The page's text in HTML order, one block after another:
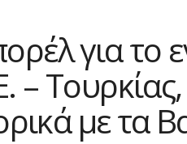
για το
–
με τα